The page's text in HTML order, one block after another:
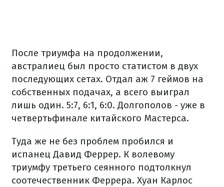
После триумфа на продолжении,
австралиец был просто статистом в двух
последующих сетах. Отдал аж 7 геймов на
собственных подачах, а всего выиграл
лишь один. 5:7, 6:1, 6:0. Долгополов - уже в
четвертьфинале китайского Мастерса.
Туда же не без проблем пробился и
испанец Давид Феррер. К волевому
триумфу третьего сеянного подтолкнул
соотечественник Феррера. Хуан Карлос